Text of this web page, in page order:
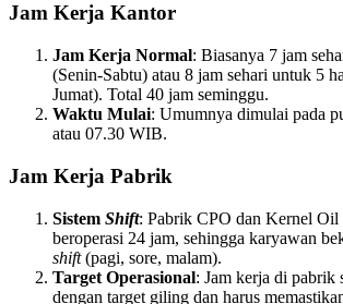
Jam Kerja Kantor
Jam Kerja Normal: Biasanya 7 jam
(Senin-Sabtu) atau 8 jam sehari untuk 5
Jumat). Total 40 jam seminggu.
Waktu Mulai: Umumnya dimulai pada
atau 07.30 WIB.
Jam Kerja Pabrik
Sistem Shift: Pabrik CPO dan Kernel
beroperasi 24 jam, sehingga karyawan
shift(pagi, sore, malam).
Target Operasional: Jam kerja di pabrik
dengan target giling dan harus